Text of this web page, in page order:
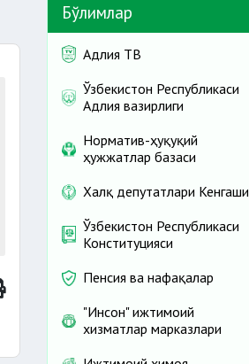
Бўлимлар
Адлия ТВ
Ўзбекистон Республикаси
Адлия вазирлиги
Норматив-ҳуқуқий
ҳужжатлар базаси
Халқ депутатлари Кенгаши
Ўзбекистон Республикаси
Конституцияси
Пенсия ва нафақалар
"Инсон" ижтимоий
хизматлар марказлари